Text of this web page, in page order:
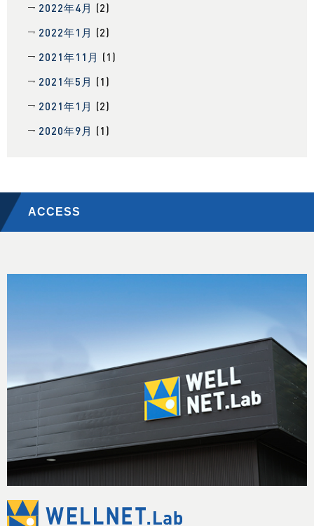
2022年4月 (2)
2022年1月 (2)
2021年11月 (1)
2021年5月 (1)
2021年1月 (2)
2020年9月 (1)
ACCESS